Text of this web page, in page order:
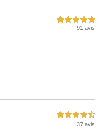
5,0 étoiles sur 5
91 avis
4,5 étoiles sur 5
37 avis